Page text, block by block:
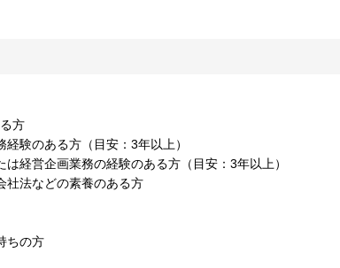
方
験のある方（目安：3年以上）
経営企画業務の経験のある方（目安：3年以上）
社法などの素養のある方
ちの方